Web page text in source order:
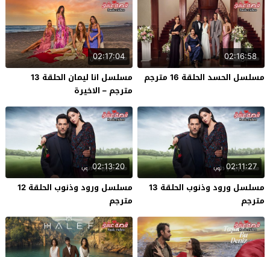
02:16:58
مسلسل الحسد الحلقة 16 مترجم
02:17:04
مسلسل انا ليمان الحلقة 13
مترجم – الاخيرة
02:11:27
مسلسل ورود وذنوب الحلقة 13
مترجم
02:13:20
مسلسل ورود وذنوب الحلقة 12
مترجم